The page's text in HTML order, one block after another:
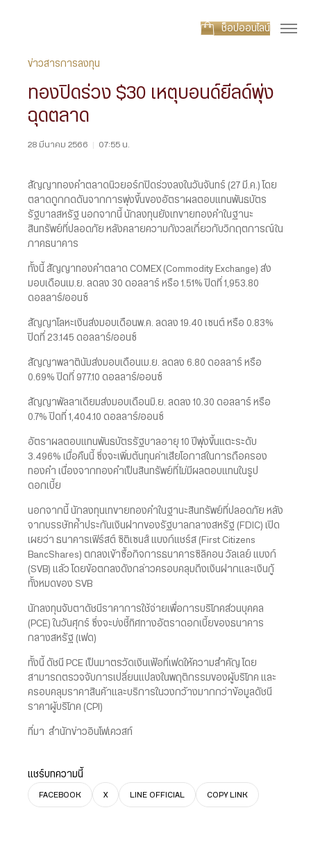
ช็อปออนไลน์
ข่าวสารการลงทุน
ทองปิดร่วง $30 เหตุบอนด์ยีลด์พุ่ง
ฉุดตลาด
28 มีนาคม 2566 | 07:55 น.
สัญญาทองคำตลาดนิวยอร์กปิดร่วงลงในวันจันทร์ (27 มี.ค.) โดย
ตลาดถูกกดดันจากการพุ่งขึ้นของอัตราผลตอบแทนพันธบัตร
รัฐบาลสหรัฐ นอกจากนี้ นักลงทุนยังเทขายทองคำในฐานะ
สินทรัพย์ที่ปลอดภัย หลังคลายความกังวลเกี่ยวกับวิกฤตการณ์ใน
ภาคธนาคาร
ทั้งนี้ สัญญาทองคำตลาด COMEX (Commodity Exchange) ส่ง
มอบเดือนเม.ย. ลดลง 30 ดอลลาร์ หรือ 1.51% ปิดที่ 1,953.80
ดอลลาร์/ออนซ์
สัญญาโลหะเงินส่งมอบเดือนพ.ค. ลดลง 19.40 เซนต์ หรือ 0.83%
ปิดที่ 23.145 ดอลลาร์/ออนซ์
สัญญาพลาตินัมส่งมอบเดือนเม.ย. ลดลง 6.80 ดอลลาร์ หรือ
0.69% ปิดที่ 977.10 ดอลลาร์/ออนซ์
สัญญาพัลลาเดียมส่งมอบเดือนมิ.ย. ลดลง 10.30 ดอลลาร์ หรือ
0.7% ปิดที่ 1,404.10 ดอลลาร์/ออนซ์
อัตราผลตอบแทนพันธบัตรรัฐบาลอายุ 10 ปีพุ่งขึ้นแตะระดับ
3.496% เมื่อคืนนี้ ซึ่งจะเพิ่มต้นทุนค่าเสียโอกาสในการถือครอง
ทองคำ เนื่องจากทองคำเป็นสินทรัพย์ที่ไม่มีผลตอบแทนในรูป
ดอกเบี้ย
นอกจากนี้ นักลงทุนเทขายทองคำในฐานะสินทรัพย์ที่ปลอดภัย หลัง
จากบรรษัทค้ำประกันเงินฝากของรัฐบาลกลางสหรัฐ (FDIC) เปิด
เผยว่า ธนาคารเฟิร์สต์ ซิติเซนส์ แบงก์แชร์ส (First Citizens
BancShares) ตกลงเข้าซื้อกิจการธนาคารซิลิคอน วัลเลย์ แบงก์
(SVB) แล้ว โดยข้อตกลงดังกล่าวครอบคลุมถึงเงินฝากและเงินกู้
ทั้งหมดของ SVB
นักลงทุนจับตาดัชนีราคาการใช้จ่ายเพื่อการบริโภคส่วนบุคคล
(PCE) ในวันศุกร์ ซึ่งจะบ่งชี้ทิศทางอัตราดอกเบี้ยของธนาคาร
กลางสหรัฐ (เฟด)
ทั้งนี้ ดัชนี PCE เป็นมาตรวัดเงินเฟ้อที่เฟดให้ความสำคัญ โดย
สามารถตรวจจับการเปลี่ยนแปลงในพฤติกรรมของผู้บริโภค และ
ครอบคลุมราคาสินค้าและบริการในวงกว้างมากกว่าข้อมูลดัชนี
ราคาผู้บริโภค (CPI)
ที่มา สำนักข่าวอินโฟเควสท์
แชร์บทความนี้
FACEBOOK X LINE OFFICIAL COPY LINK